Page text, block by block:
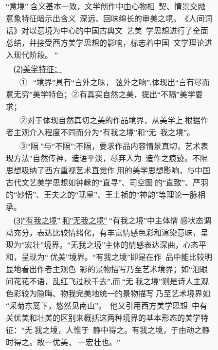
“意境” 含义基本一致，文学创作中由心物相 契、情景交融
意象特征暗示出含义 深远、回味绵长的审美之境。《人间词
话》对以意境为中心的中国古典文 艺美 学思想进行了全面
总结，并接受西方美学思想的影响，标志着中国 文学理论进
入现代阶段。 ”
(2)美学特征：
① “境界”具有“言外之味， 弦外之响”,体现出“言有尽而
意无穷”美学特色；②有真实自然之美，提出“不隔”美学要
求；
②对于体现自然真切之美的作品境界，从美学上 根据作
者主观介入程度不同而分为“有我之境”和“无 我之境”。
③“隔 ”与“不隔”:不隔，要求作品内容情景真切，艺术表
现方法"自然传神，造语平淡，尽弃人为 造作之痕迹。不隔
思想吸纳了西方重视艺术直觉作 用的美学思想影响，与中国
古代文艺美学思想如钟嵘的“直寻”、司空图 的“直致”、严羽
的“妙悟”、王夫之的“现量”、王士祯的“神韵”等理论一脉相
承。
(3)“有我之境” 和“无我之境” “有我之境”中主体情 感状态调
动充分，表达比较情绪化，有丰富情感色彩和渲染意味，呈
现为“宏壮”境界。“无我之境”主体的情感表达深曲，心态平
和，呈现为“ 优美”境界。“有我之境”即是在作 品中能比较明
显地看出作者主观色 彩的景物描写乃至艺术境界；如“泪眼
问花花不语，乱红飞过秋千去”,而 “无 我之境”则是诗人主观
色彩较为隐晦、物我完美地统一的景物描写 乃至艺术境界如
“采菊东篱下，悠然见南山”。 他又引用西方美学思想 中有
关优美和壮美的区别来概括这两种境界的基本形态的美学特
征：“无 我之境，人惟于 静中得之。有我之境，于由动之静
时得之。故一优美， 一宏壮也。”